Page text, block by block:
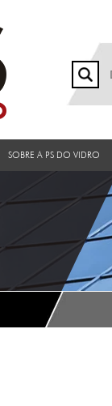
SOBRE A PS DO VIDRO